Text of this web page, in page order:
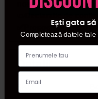
nostru sunt originale.
✅Procosmetic este
Detalii
Ești gata
Completează datele